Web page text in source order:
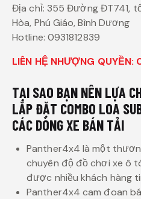
Địa chỉ: 355 Đường ĐT741,
Hòa, Phú Giáo, Bình Dương
Hotline: 0931812839
LIÊN HỆ NHƯỢNG
TẠI SAO BẠN NÊN LỰA
LẮP ĐẶT COMBO LOA
CÁC DÒNG XE BÁN TẢI
Panther4x4 là một
chuyên độ đồ chơi xe ô
được nhiều khách hàng
Panther4x4 cam đoan